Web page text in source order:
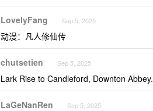
LovelyFang Sep 5, 2025
动漫：凡人修仙传
chutsetien Sep 5, 2025
Lark Rise to Candleford, Downton Abbey.
LaGeNanRen Sep 5, 2025